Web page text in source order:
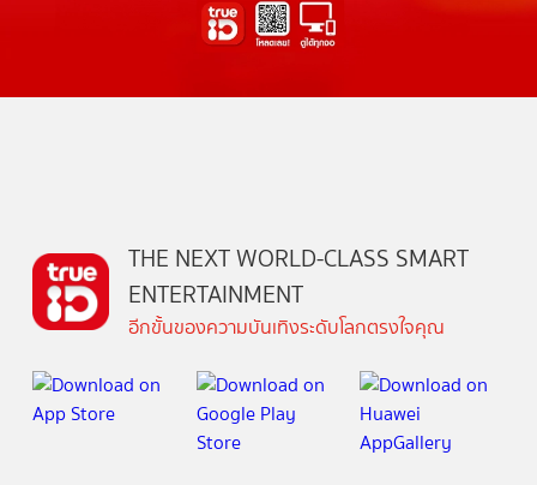
THE NEXT WORLD-CLASS SMART
ENTERTAINMENT
อีกขั้นของความบันเทิงระดับโลกตรงใจคุณ